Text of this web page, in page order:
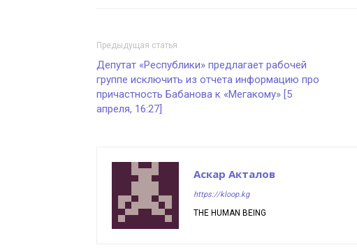
Предыдущая статья
Депутат «Республики» предлагает рабочей
группе исключить из отчета информацию про
причастность Бабанова к «Мегакому» [5
апреля, 16:27]
Аскар Акталов
https://kloop.kg
THE HUMAN BEING